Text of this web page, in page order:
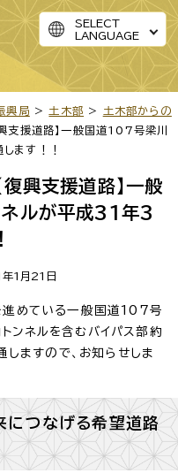
SELECT
LANGUAGE
興局 > 土木部 >
土木部からの
援道路】一般国道107号梁川
ます！！
興支援道路】一般
ルが平成31年3
1月21日
進めている一般国道107号
ンネルを含むバイパス部約
すので、お知らせしま
につなげる希望道路